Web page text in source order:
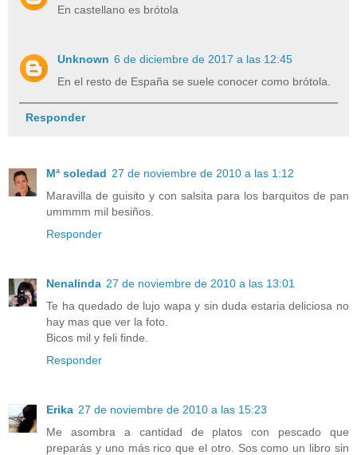
En castellano es brótola
Unknown 6 de diciembre de 2017 a las 12:45
En el resto de España se suele conocer como brótola.
Responder
Mª soledad 27 de noviembre de 2010 a las 1:12
Maravilla de guisito y con salsita para los barquitos de pan
ummmm mil besiños.
Responder
Nenalinda 27 de noviembre de 2010 a las 13:01
Te ha quedado de lujo wapa y sin duda estaria deliciosa no
hay mas que ver la foto.
Bicos mil y feli finde.
Responder
Erika 27 de noviembre de 2010 a las 15:23
Me asombra a cantidad de platos con pescado que
preparás y uno más rico que el otro. Sos como un libro sin